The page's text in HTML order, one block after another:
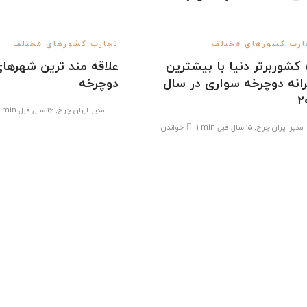
کشورهای مختلف
کشوربرتر دنیا با بیشترین
دوچرخه سواری در سال
مدیر ایران چرخ, ۱۵ سال قبل 1 min خواندن
تجارب کشورهای مختلف
علاقه مند ترین
دوچرخه
مدیر ایران چرخ, ۱۶ سال قبل min